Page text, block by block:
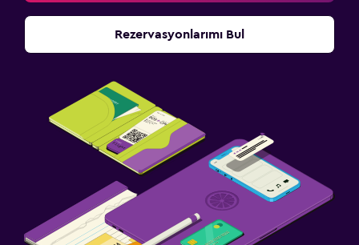
Rezervasyonlarımı Bul